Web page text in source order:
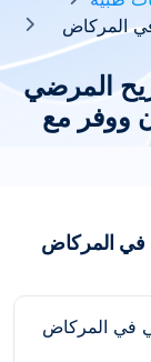
المركاض
المرضي
ووفر مع
في المركاض